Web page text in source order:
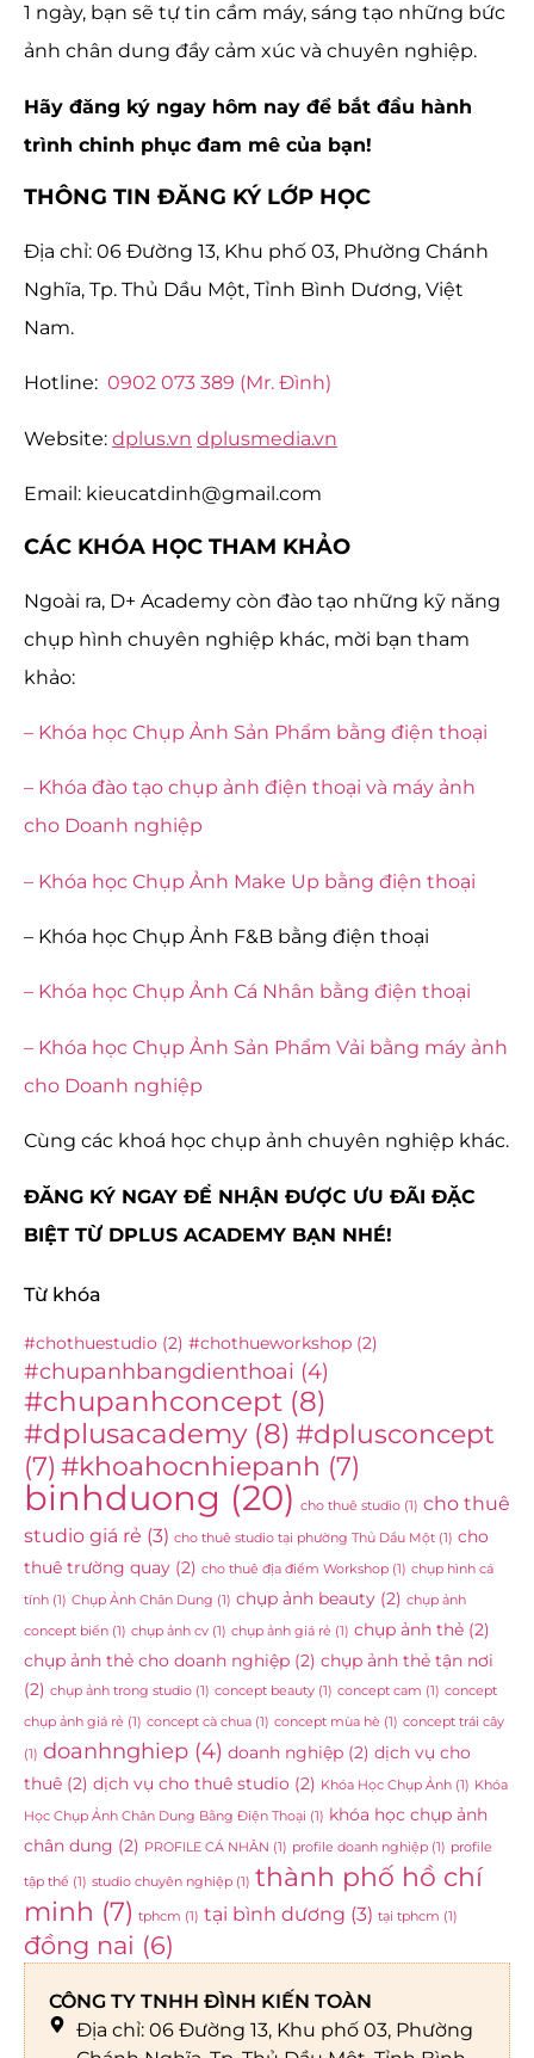
1 ngày, bạn sẽ tự tin cầm máy, sáng tạo những bức
ảnh chân dung đầy cảm xúc và chuyên nghiệp.
Hãy đăng ký ngay hôm nay để bắt đầu hành
trình chinh phục đam mê của bạn!
THÔNG TIN ĐĂNG KÝ LỚP HỌC
Địa chỉ: 06 Đường 13, Khu phố 03, Phường Chánh
Nghĩa, Tp. Thủ Dầu Một, Tỉnh Bình Dương, Việt
Nam.
Hotline: 0902 073 389 (Mr. Đình)
Website: dplus.vn dplusmedia.vn
Email: kieucatdinh@gmail.com
CÁC KHÓA HỌC THAM KHẢO
Ngoài ra, D+ Academy còn đào tạo những kỹ năng
chụp hình chuyên nghiệp khác, mời bạn tham
khảo:
– Khóa học Chụp Ảnh Sản Phẩm bằng điện thoại
– Khóa đào tạo chụp ảnh điện thoại và máy ảnh
cho Doanh nghiệp
– Khóa học Chụp Ảnh Make Up bằng điện thoại
– Khóa học Chụp Ảnh F&B bằng điện thoại
– Khóa học Chụp Ảnh Cá Nhân bằng điện thoại
– Khóa học Chụp Ảnh Sản Phẩm Vải bằng máy ảnh
cho Doanh nghiệp
Cùng các khoá học chụp ảnh chuyên nghiệp khác.
ĐĂNG KÝ NGAY ĐỂ NHẬN ĐƯỢC ƯU ĐÃI ĐẶC
BIỆT TỪ DPLUS ACADEMY BẠN NHÉ!
Từ khóa
#chothuestudio (2) #chothueworkshop (2)
#chupanhbangdienthoai (4)
#chupanhconcept (8)
#dplusacademy(8) #dplusconcept
(7) #khoahocnhiepanh (7)
binhduong (20) cho thuê studio (1) cho thuê
studio giá rẻ (3) cho thuê studio tại phường Thủ Dầu Một (1) cho
thuê trường quay (2) cho thuê địa điểm Workshop (1) chụp hình cá
tính (1) Chụp Ảnh Chân Dung (1) chụp ảnh beauty (2) chụp ảnh
concept biển (1) chụp ảnh cv (1) chụp ảnh giá rẻ (1) chụp ảnh thẻ (2)
chụp ảnh thẻ cho doanh nghiệp (2) chụp ảnh thẻ tận nơi
(2) chụp ảnh trong studio (1) concept beauty (1) concept cam (1) concept
chụp ảnh giá rẻ (1) concept cà chua (1) concept mùa hè (1) concept trái cây
(1) doanhnghiep (4) doanh nghiệp (2) dịch vụ cho
thuê (2) dịch vụ cho thuê studio (2) Khóa Học Chụp Ảnh (1) Khóa
Học Chụp Ảnh Chân Dung Bằng Điện Thoại (1) khóa học chụp ảnh
chân dung (2) PROFILE CÁ NHÂN (1) profile doanh nghiệp (1) profile
tập thể (1) studio chuyên nghiệp (1) thành phố hồ chí
minh (7) tphcm (1) tại bình dương (3) tại tphcm (1)
đồng nai (6)
CÔNG TY TNHH ĐÌNH KIẾN TOÀN
Địa chỉ: 06 Đường 13, Khu phố 03, Phường